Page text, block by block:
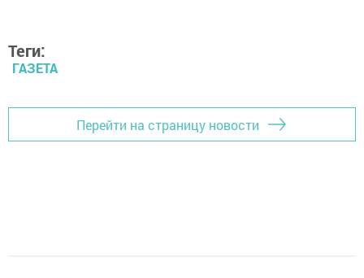
Теги:
ГАЗЕТА
Перейти на страницу новости